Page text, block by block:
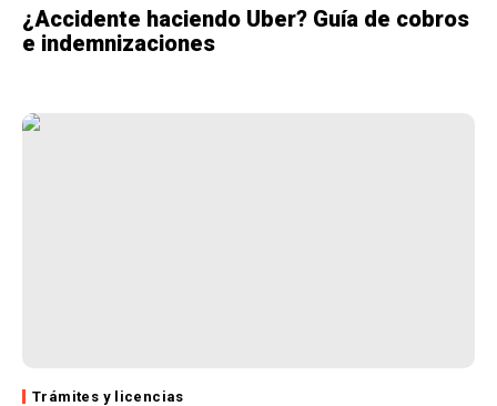
¿Accidente haciendo Uber? Guía de cobros
e indemnizaciones
Trámites y licencias